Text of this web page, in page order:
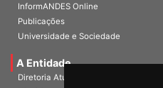
InformANDES Online
Publicações
Universidade e Sociedade
A Entidade
Diretoria Atual